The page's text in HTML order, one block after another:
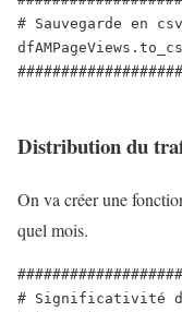
# Sauvegarde en
Distribution du
On va créer une
quel mois.
# Significativité